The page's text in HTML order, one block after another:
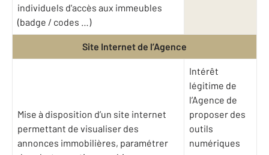
individuels d'accès aux immeubles
(badge / codes …)
Site Internet de l’Agence
Mise à disposition d’un site internet
permettant de visualiser des
annonces immobilières, paramétrer
Intérêt
légitime de
l’Agence de
proposer des
outils
numériques